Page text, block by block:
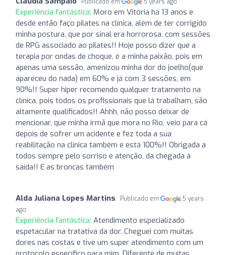
Experiência fantástica: Moro em Vitória há 13 anos e
desde então faço pilates na clínica, além de ter corrigido
minha postura, que por sinal era horrorosa, com sessões
de RPG associado ao pilates!! Hoje posso dizer que a
terapia por ondas de choque, é a minha paixão, pois em
apenas uma sessão, amenizou minha dor do joelho(que
apareceu do nada) em 60% e já com 3 sessões, em
90%!! Super hiper recomendo qualquer tratamento na
clínica, pois todos os profissionais que lá trabalham, são
altamente qualificados!! Ahhh, não posso deixar de
mencionar, que minha irmã que mora no Rio, veio para cá
depois de sofrer um acidente e fez toda a sua
reabilitação na clínica também e está 100%!! Obrigada a
todos sempre pelo sorriso e atenção, da chegada à
saída!! E as broncas também
Alda Juliana Lopes Martins Publicado em
5 years
ago
Experiência fantástica: Atendimento especializado
espetacular na tratativa da dor. Cheguei com muitas
dores nas costas e tive um super atendimento com um